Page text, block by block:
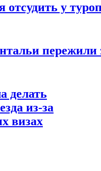
отсудить у
делать
из-за
визах